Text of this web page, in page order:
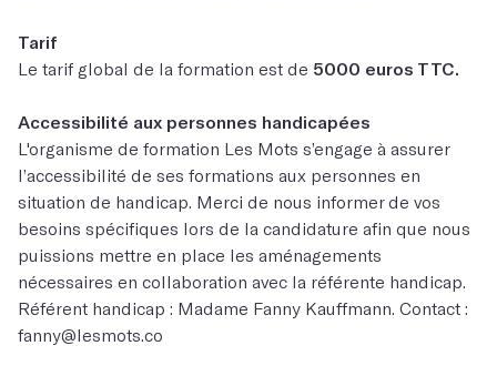
Tarif
Le tarif global de la formation est de 5000 euros TTC.
Accessibilité aux personnes handicapées
L'organisme de formation Les Mots s’engage à assurer
l’accessibilité de ses formations aux personnes en
situation de handicap. Merci de nous informer de vos
besoins spécifiques lors de la candidature afin que nous
puissions mettre en place les aménagements
nécessaires en collaboration avec la référente handicap.
Référent handicap : Madame Fanny Kauffmann. Contact :
fanny@lesmots.co